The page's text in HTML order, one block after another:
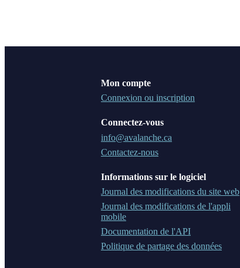
Mon compte
Connexion ou inscription
Connectez-vous
info@avalanche.ca
Contactez-nous
Informations sur le logiciel
Journal des modifications du site web
Journal des modifications de l'appli
mobile
Documentation de l'API
Politique de partage des données